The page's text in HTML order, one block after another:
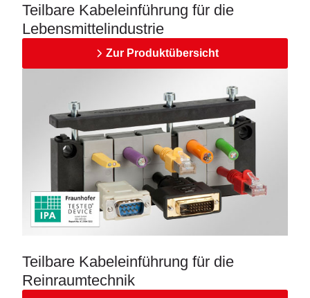
Teilbare Kabeleinführung für die
Lebensmittelindustrie
Zur Produktübersicht
Teilbare Kabeleinführung für die
Reinraumtechnik